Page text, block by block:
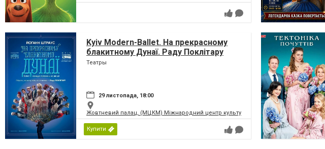
Kyiv Modern-Ballet. На прекрасному
блакитному Дунаї. Раду Поклітару
Театры
29 листопада, 18:00
Жовтневий палац, (МЦКМ) Міжнародний центр культури і мистецтв Федерації
Купити